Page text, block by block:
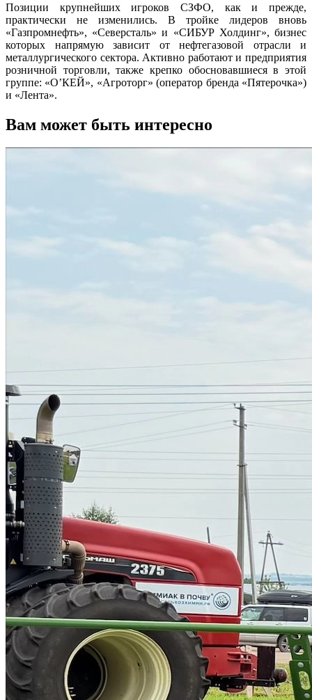
Позиции крупнейших игроков СЗФО, как и прежде,
практически не изменились. В тройке лидеров вновь
«Газпромнефть», «Северсталь» и «СИБУР Холдинг», бизнес
которых напрямую зависит от нефтегазовой отрасли и
металлургического сектора. Активно работают и предприятия
розничной торговли, также крепко обосновавшиеся в этой
группе: «О’КЕЙ», «Агроторг» (оператор бренда «Пятерочка»)
и «Лента».
Вам может быть интересно